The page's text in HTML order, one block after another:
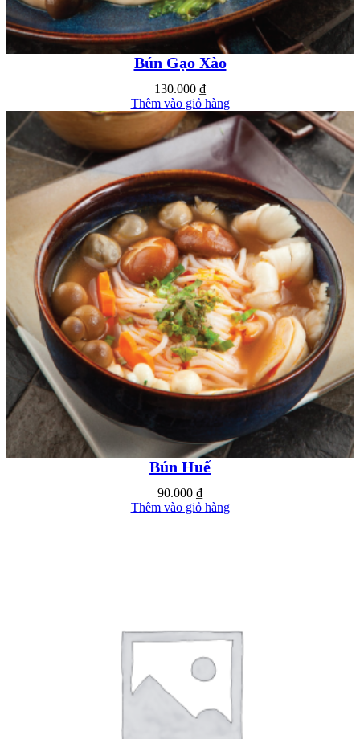
Bún Gạo Xào
130.000 ₫
Thêm vào giỏ hàng
Bún Huế
90.000 ₫
Thêm vào giỏ hàng